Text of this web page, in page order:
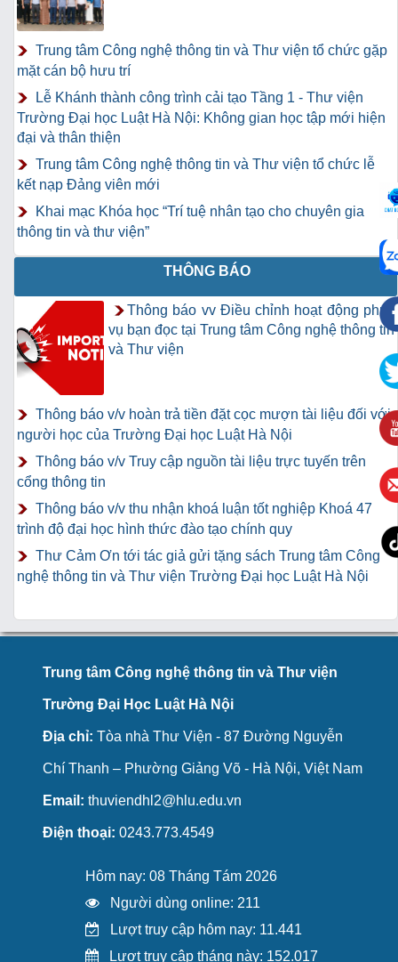
Trung tâm Công nghệ thông tin và Thư viện tổ chức gặp
mặt cán bộ hưu trí
Lễ Khánh thành công trình cải tạo Tầng 1 - Thư viện
Trường Đại học Luật Hà Nội: Không gian học tập mới hiện
đại và thân thiện
Trung tâm Công nghệ thông tin và Thư viện tổ chức lễ
kết nạp Đảng viên mới
Khai mạc Khóa học “Trí tuệ nhân tạo cho chuyên gia
thông tin và thư viện”
THÔNG BÁO
Thông báo vv Điều chỉnh hoạt động phục
vụ bạn đọc tại Trung tâm Công nghệ thông tin
và Thư viện
Thông báo v/v hoàn trả tiền đặt cọc mượn tài liệu đối với
người học của Trường Đại học Luật Hà Nội
Thông báo v/v Truy cập nguồn tài liệu trực tuyến trên
cổng thông tin
Thông báo v/v thu nhận khoá luận tốt nghiệp Khoá 47
trình độ đại học hình thức đào tạo chính quy
Thư Cảm Ơn tới tác giả gửi tặng sách Trung tâm Công
nghệ thông tin và Thư viện Trường Đại học Luật Hà Nội
Trung tâm Công nghệ thông tin và Thư viện
Trường Đại Học Luật Hà Nội
Địa chỉ: Tòa nhà Thư Viện - 87 Đường Nguyễn
Chí Thanh – Phường Giảng Võ - Hà Nội, Việt Nam
Email: thuviendhl2@hlu.edu.vn
Điện thoại: 0243.773.4549
Hôm nay: 08 Tháng Tám 2026
Người dùng online: 211
Lượt truy cập hôm nay: 11.441
Lượt truy cập tháng này: 152.017